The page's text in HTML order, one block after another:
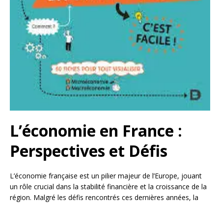
L’économie en France :
Perspectives et Défis
L’économie française est un pilier majeur de l’Europe, jouant
un rôle crucial dans la stabilité financière et la croissance de la
région. Malgré les défis rencontrés ces dernières années, la